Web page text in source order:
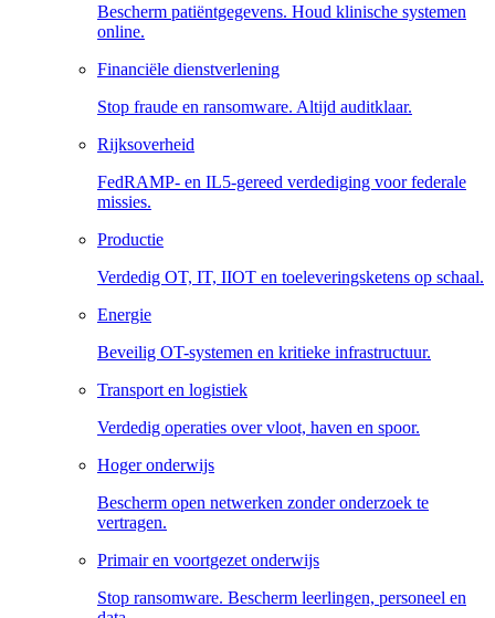
Bescherm patiëntgegevens. Houd klinische systemen
online.
Financiële dienstverlening
Stop fraude en ransomware. Altijd auditklaar.
Rijksoverheid
FedRAMP- en IL5-gereed verdediging voor federale
missies.
Productie
Verdedig OT, IT, IIOT en toeleveringsketens op schaal.
Energie
Beveilig OT-systemen en kritieke infrastructuur.
Transport en logistiek
Verdedig operaties over vloot, haven en spoor.
Hoger onderwijs
Bescherm open netwerken zonder onderzoek te
vertragen.
Primair en voortgezet onderwijs
Stop ransomware. Bescherm leerlingen, personeel en